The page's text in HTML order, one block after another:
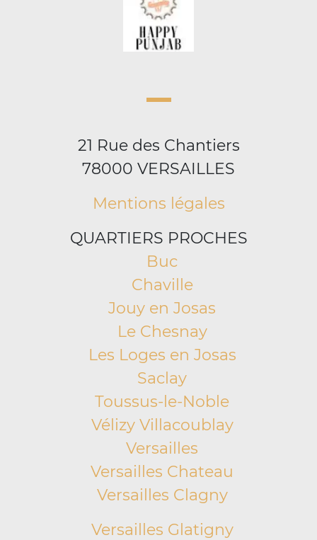
21 Rue des Chantiers
78000 VERSAILLES
Mentions légales
QUARTIERS PROCHES
Buc
Chaville
Jouy en Josas
Le Chesnay
Les Loges en Josas
Saclay
Toussus-le-Noble
Vélizy Villacoublay
Versailles
Versailles Chateau
Versailles Clagny
Versailles Glatigny